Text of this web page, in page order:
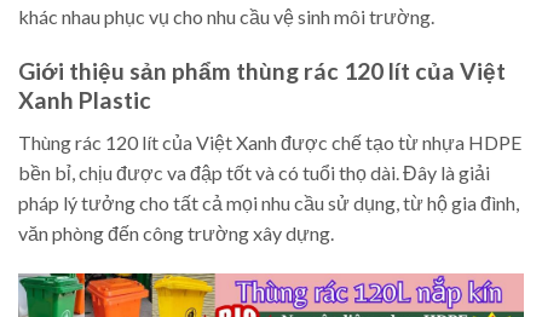
khác nhau phục vụ cho nhu cầu vệ sinh môi trường.
Giới thiệu sản phẩm thùng rác 120 lít của Việt
Xanh Plastic
Thùng rác 120 lít của Việt Xanh được chế tạo từ nhựa HDPE
bền bỉ, chịu được va đập tốt và có tuổi thọ dài. Đây là giải
pháp lý tưởng cho tất cả mọi nhu cầu sử dụng, từ hộ gia đình,
văn phòng đến công trường xây dựng.